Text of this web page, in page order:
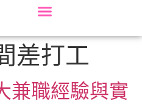
差打工
兼職經驗與實